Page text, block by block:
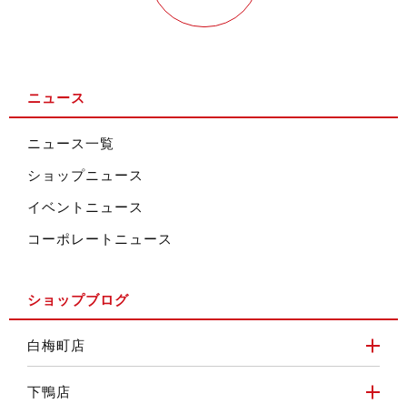
ニュース
ニュース一覧
ショップニュース
イベントニュース
コーポレートニュース
ショップブログ
白梅町店
下鴨店